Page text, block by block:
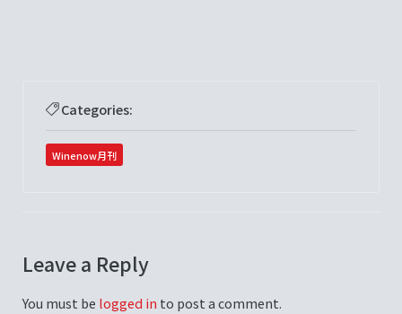
Categories:
Winenow月刊
Leave a Reply
You must be logged in to post a comment.